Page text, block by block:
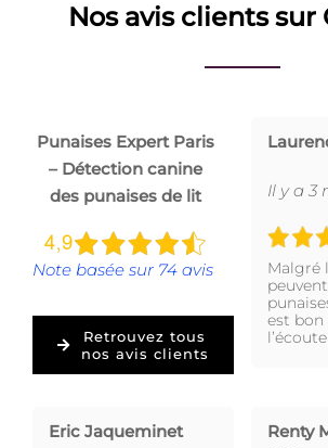
Nos avis clients sur
Punaises Expert Paris
– Détection canine
des punaises de lit
Note basée sur 74 avis
Retrouvez tous
nos avis clients
Il y a 3
Malgré
est bon
Eric Jaqueminet
Renty